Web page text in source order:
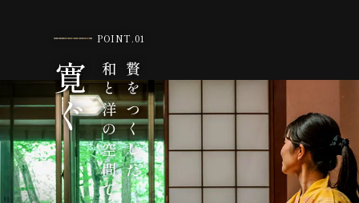
POINT.01
贅をつくした
和と洋の空間で
寛ぐ